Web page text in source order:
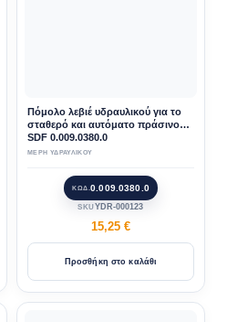
Πόμολο λεβιέ υδραυλικού για το
σταθερό και αυτόματο πράσινο
SDF 0.009.0380.0
ΜΕΡΗ ΥΔΡΑΥΛΙΚΟΥ
ΚΩΔ.0.009.0380.0
SKUYDR-000123
15,25 €
Προσθήκη στο καλάθι